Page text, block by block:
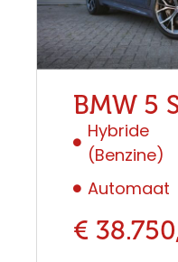
BMW 5
Hybride
(Benzine)
Automaat
€